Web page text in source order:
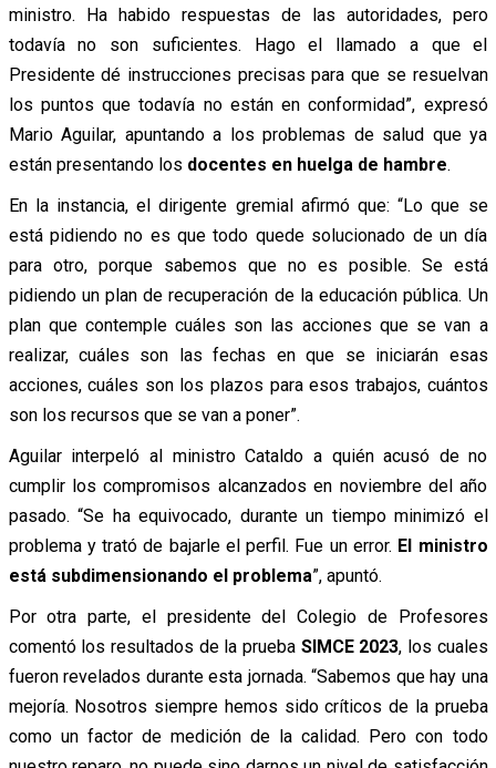
ministro. Ha habido respuestas de las autoridades, pero
todavía no son suficientes. Hago el llamado a que el
Presidente dé instrucciones precisas para que se resuelvan
los puntos que todavía no están en conformidad”, expresó
Mario Aguilar, apuntando a los problemas de salud que ya
están presentando los docentes en huelga de hambre.
En la instancia, el dirigente gremial afirmó que: “Lo que se
está pidiendo no es que todo quede solucionado de un día
para otro, porque sabemos que no es posible. Se está
pidiendo un plan de recuperación de la educación pública. Un
plan que contemple cuáles son las acciones que se van a
realizar, cuáles son las fechas en que se iniciarán esas
acciones, cuáles son los plazos para esos trabajos, cuántos
son los recursos que se van a poner”.
Aguilar interpeló al ministro Cataldo a quién acusó de no
cumplir los compromisos alcanzados en noviembre del año
pasado. “Se ha equivocado, durante un tiempo minimizó el
problema y trató de bajarle el perfil. Fue un error. El ministro
está subdimensionando el problema”, apuntó.
Por otra parte, el presidente del Colegio de Profesores
comentó los resultados de la prueba SIMCE 2023, los cuales
fueron revelados durante esta jornada. “Sabemos que hay una
mejoría. Nosotros siempre hemos sido críticos de la prueba
como un factor de medición de la calidad. Pero con todo